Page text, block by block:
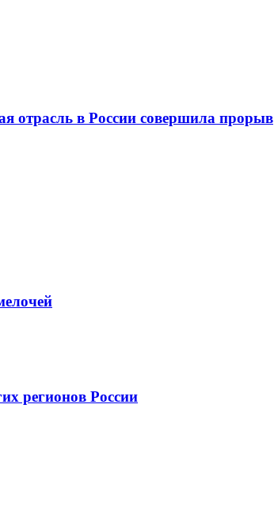
отрасль в России совершила прорыв
регионов России